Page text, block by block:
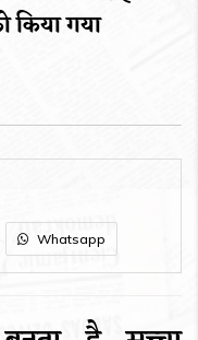
किया गया
Whatsapp